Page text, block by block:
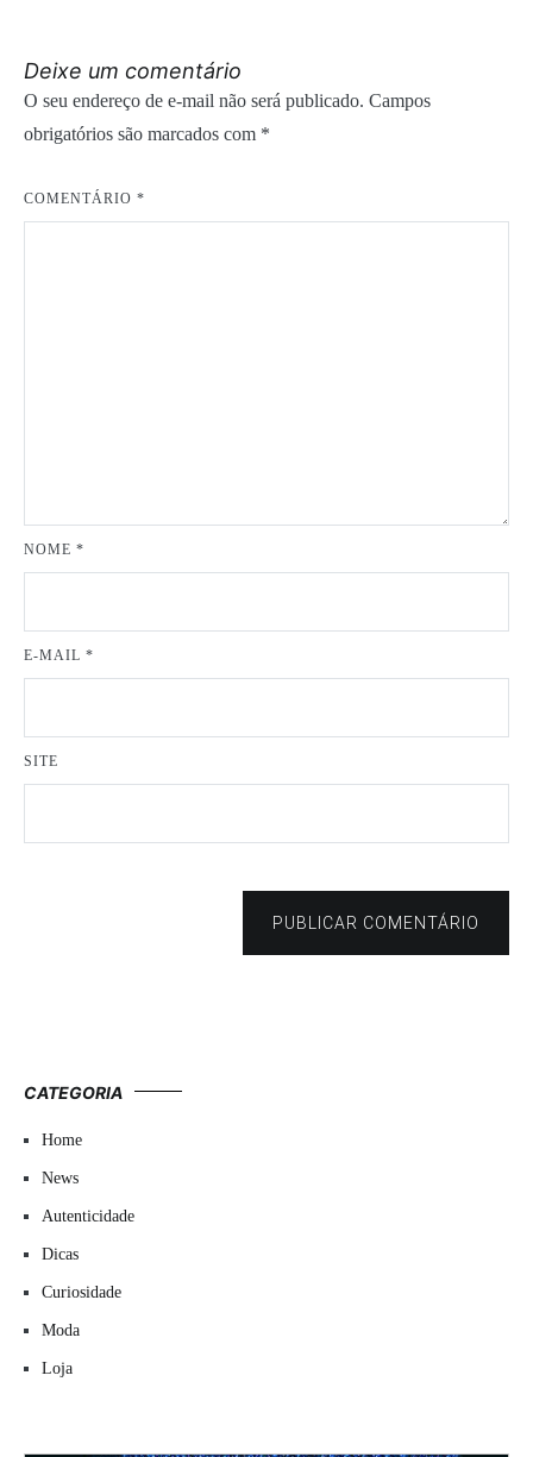
Deixe um comentário
O seu endereço de e-mail não será publicado. Campos
obrigatórios são marcados com *
COMENTÁRIO *
NOME *
E-MAIL *
SITE
PUBLICAR COMENTÁRIO
CATEGORIA
Home
News
Autenticidade
Dicas
Curiosidade
Moda
Loja